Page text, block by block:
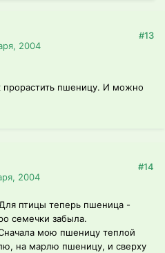
2004
#13
прорастить пшеницу. И можно
2004
#14
птицы теперь пшеница -
семечки забыла.
мою пшеницу теплой
на марлю пшеницу, и сверху